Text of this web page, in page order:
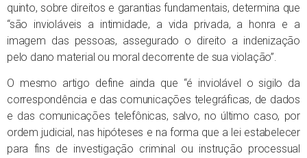
quinto, sobre direitos e garantias fundamentais, determina que
“são invioláveis a intimidade, a vida privada, a honra e a
imagem das pessoas, assegurado o direito a indenização
pelo dano material ou moral decorrente de sua violação”.
O mesmo artigo define ainda que “é inviolável o sigilo da
correspondência e das comunicações telegráficas, de dados
e das comunicações telefônicas, salvo, no último caso, por
ordem judicial, nas hipóteses e na forma que a lei estabelecer
para fins de investigação criminal ou instrução processual